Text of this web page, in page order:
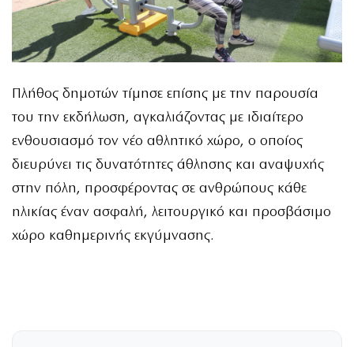
Πλήθος δημοτών τίμησε επίσης με την παρουσία
του την εκδήλωση, αγκαλιάζοντας με ιδιαίτερο
ενθουσιασμό τον νέο αθλητικό χώρο, ο οποίος
διευρύνει τις δυνατότητες άθλησης και αναψυχής
στην πόλη, προσφέροντας σε ανθρώπους κάθε
ηλικίας έναν ασφαλή, λειτουργικό και προσβάσιμο
χώρο καθημερινής εκγύμνασης.